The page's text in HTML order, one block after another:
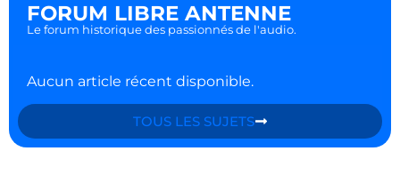
FORUM LIBRE ANTENNE
Le forum historique des passionnés de l'audio.
Aucun article récent disponible.
TOUS LES SUJETS